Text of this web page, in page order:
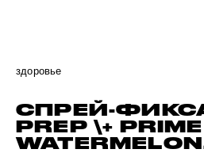
здоровье
СПРЕЙ-
PREP \+